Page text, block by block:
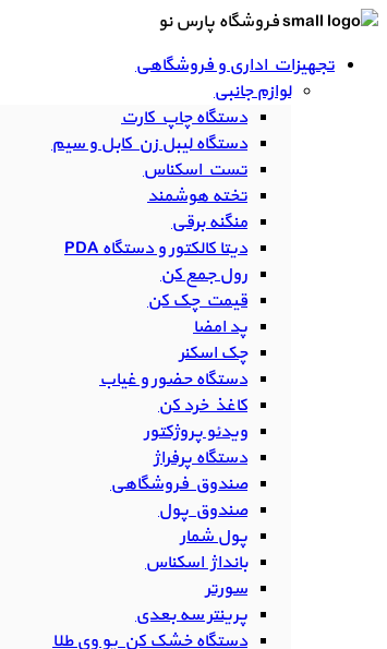
فروشگاه پارس نو
تجهیزات اداری و فروشگاهی
لوازم جانبی
دستگاه چاپ کارت
دستگاه لیبل زن کابل و سیم
تست اسکناس
تخته هوشمند
منگنه برقی
دیتا کالکتور و دستگاه PDA
رول جمع کن
قیمت چک کن
پد امضا
چک اسکنر
دستگاه حضور و غیاب
کاغذ خرد کن
ویدئو پروژکتور
دستگاه پرفراژ
صندوق فروشگاهی
صندوق پول
پول شمار
بانداژ اسکناس
سورتر
پرینتر سه بعدی
دستگاه خشک کن یو وی طلا